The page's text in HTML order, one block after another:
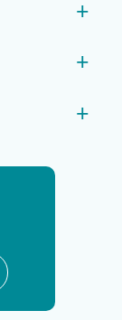
+
+
+